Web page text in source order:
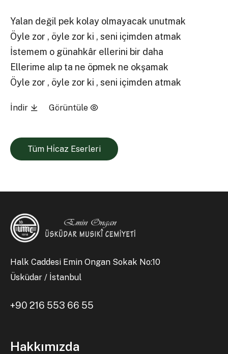
Yalan değil pek kolay olmayacak unutmak
Öyle zor , öyle zor ki , seni içimden atmak
İstemem o günahkâr ellerini bir daha
Ellerime alıp ta ne öpmek ne okşamak
Öyle zor , öyle zor ki , seni içimden atmak
İndir Görüntüle
Tüm Hi̇caz Eserleri
Halk Caddesi Emin Ongan Sokak No:10
Üsküdar / İstanbul
+90 216 553 66 55
Hakkımızda